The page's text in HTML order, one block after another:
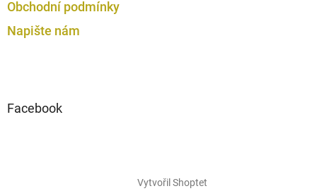
Obchodní podmínky
Napište nám
Facebook
Vytvořil Shoptet